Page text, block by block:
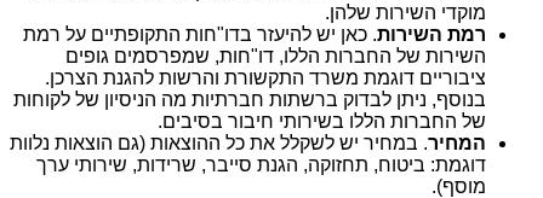
מוקדי השירות שלהן.
רמת השירות. כאן יש להיעזר בדו"חות התקופתיים על רמת
השירות של החברות הללו, דו"חות, שמפרסמים גופים
ציבוריים דוגמת משרד התקשורת והרשות להגנת הצרכן.
בנוסף, ניתן לבדוק ברשתות חברתיות מה הניסיון של לקוחות
של החברות הללו בשירותי חיבור בסיבים.
המחיר. במחיר יש לשקלל את כל ההוצאות (גם הוצאות נלוות
דוגמת: ביטוח, תחזוקה, הגנת סייבר, שרידות, שירותי ערך
מוסף).